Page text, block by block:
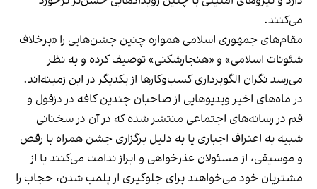
می‌کنند.
مقام‌های جمهوری اسلامی همواره چنین جشن‌هایی را «برخلاف
شئونات اسلامی» و «هنجارشکنی» توصیف کرده و به نظر
می‌رسد نگران الگوبرداری کسب‌وکارها از یکدیگر در این زمینه‌اند.
در ماه‌های اخیر ویدیوهایی از صاحبان چندین کافه در دزفول و
قم در رسانه‌های اجتماعی منتشر شده که در آن در سخنانی
شبیه به اعتراف اجباری یا به دلیل برگزاری جشن همراه با رقص
و موسیقی، از مسئولان عذرخواهی و ابراز ندامت می‌کنند یا از
مشتریان خود می‌خواهند برای جلوگیری از پلمب شدن، حجاب را